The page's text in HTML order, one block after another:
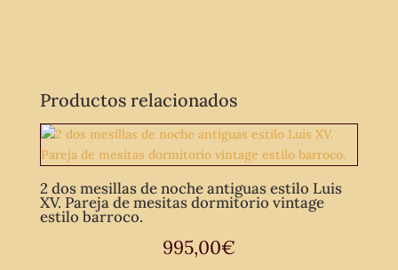
Productos relacionados
2 dos mesillas de noche antiguas estilo Luis
XV. Pareja de mesitas dormitorio vintage
estilo barroco.
995,00€